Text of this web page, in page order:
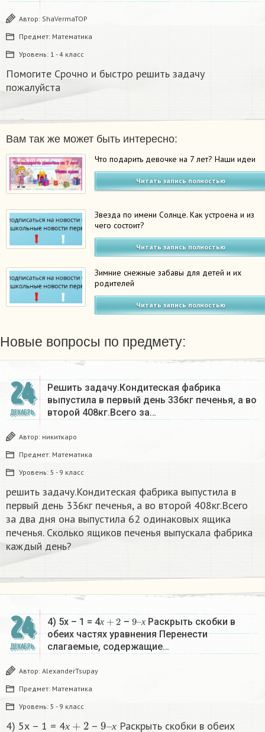
Автор: ShaVermaTOP
Предмет: Математика
Уровень: 1 - 4 класс
Помогите Срочно и быстро решить задачу
пожалуйста
Вам так же может быть интересно:
Что подарить девочке на 7 лет? Наши идеи
Читать запись полностью
Звезда по имени Солнце. Как устроена и из
чего состоит?
Читать запись полностью
Зимние снежные забавы для детей и их
родителей
Читать запись полностью
Новые вопросы по предмету:
24
ДЕКАБРЬ
Решить задачу.Кондитеская фабрика
выпустила в первый день 336кг печенья, а во
второй 408кг.Всего за…
Автор: никиткаро
Предмет: Математика
Уровень: 5 - 9 класс
решить задачу.Кондитеская фабрика выпустила в
первый день 336кг печенья, а во второй 408кг.Всего
за два дня она выпустила 62 одинаковых ящика
печенья. Сколько ящиков печенья выпускала фабрика
каждый день?
24
ДЕКАБРЬ
4) 5х – 1 = 4х
х+2 – х
9–
х
Раскрыть скобки в
обеих частях уравнения Перенести
слагаемые, содержащие…
Автор: AlexanderTsupay
Предмет: Математика
Уровень: 5 - 9 класс
4) 5х – 1 = 4х – х
9
х Раскрыть скобки в обеих